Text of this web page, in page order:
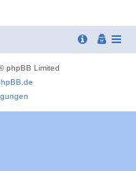
phpBB Limited